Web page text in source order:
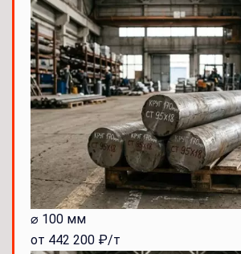
⌀ 100 мм
от 442 200 ₽/т